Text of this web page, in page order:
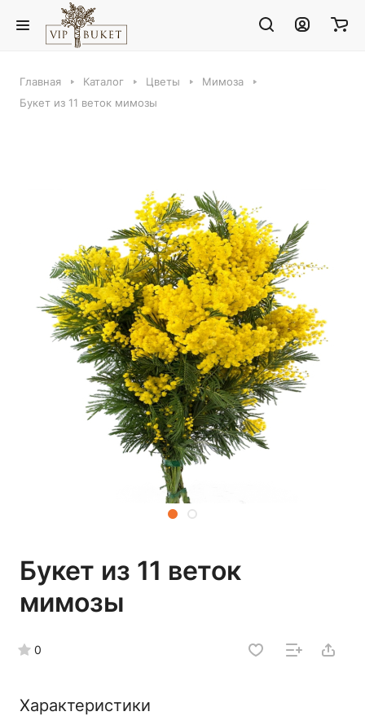
Главная Каталог Цветы
Мимоза
Букет из 11 веток мимозы
Букет из 11 веток
мимозы
0
Характеристики